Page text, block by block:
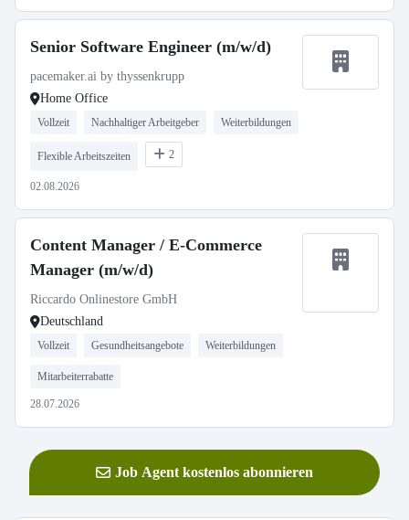
Senior Software Engineer (m/w/d)
pacemaker.ai by thyssenkrupp
Home Office
Vollzeit Nachhaltiger Arbeitgeber Weiterbildungen
Flexible Arbeitszeiten 2
02.08.2026
Content Manager / E-Commerce
Manager (m/w/d)
Riccardo Onlinestore GmbH
Deutschland
Vollzeit Gesundheitsangebote Weiterbildungen
Mitarbeiterrabatte
28.07.2026
Job Agent kostenlos abonnieren